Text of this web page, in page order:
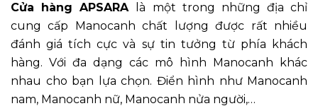
Cửa hàng APSARA
là một trong những địa chỉ
cung cấp Manocanh chất lượng được rất nhiều
đánh giá tích cực và sự tin tưởng từ phía khách
hàng. Với đa dạng các mô hình Manocanh khác
nhau cho bạn lựa chọn. Điển hình như Manocanh
nam, Manocanh nữ, Manocanh nửa người,…